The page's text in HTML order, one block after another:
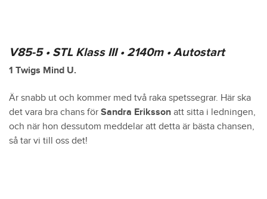
V85-5 • STL Klass III • 2140m • Autostart
1 Twigs Mind U.
Är snabb ut och kommer med två raka spetssegrar. Här ska
det vara bra chans för Sandra Eriksson att sitta i ledningen,
och när hon dessutom meddelar att detta är bästa chansen,
så tar vi till oss det!